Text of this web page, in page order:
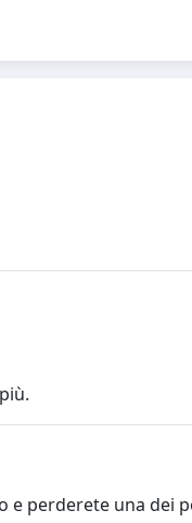
perderete una dei